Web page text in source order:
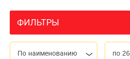
ФИЛЬТРЫ
По наименованию по 26